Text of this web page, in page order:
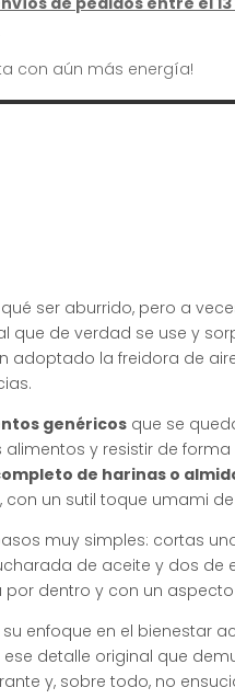
con aún más energía!
ser aburrido, pero a
que de verdad se use y
adoptado la freidora de
.
genéricos que se
y resistir de
de harinas o
con un sutil toque umami
muy simples: cortas
de aceite y dos de
por dentro y con un
enfoque en el bienestar
ese detalle original que
y, sobre todo, no